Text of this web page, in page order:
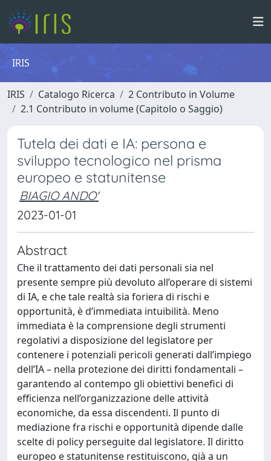
IRIS
IRIS Catalogo Ricerca
2 Contributo in Volume
2.1 Contributo in volume (Capitolo o Saggio)
Tutela dei dati e IA: persona e
sviluppo tecnologico nel prisma
europeo e statunitense
BIAGIO ANDO'
2023-01-01
Abstract
Che il trattamento dei dati personali sia nel
presente sempre più devoluto all’operare di sistemi
di IA, e che tale realtà sia foriera di rischi e
opportunità, è d’immediata intuibilità. Meno
immediata è la comprensione degli strumenti
regolativi a disposizione del legislatore per
contenere i potenziali pericoli generati dall’impiego
dell’IA – nella protezione dei diritti fondamentali –
garantendo al contempo gli obiettivi benefici di
efficienza nell’organizzazione delle attività
economiche, da essa discendenti. Il punto di
mediazione fra rischi e opportunità dipende dalle
scelte di policy perseguite dal legislatore. Il diritto
europeo e statunitense restituiscono, già a un